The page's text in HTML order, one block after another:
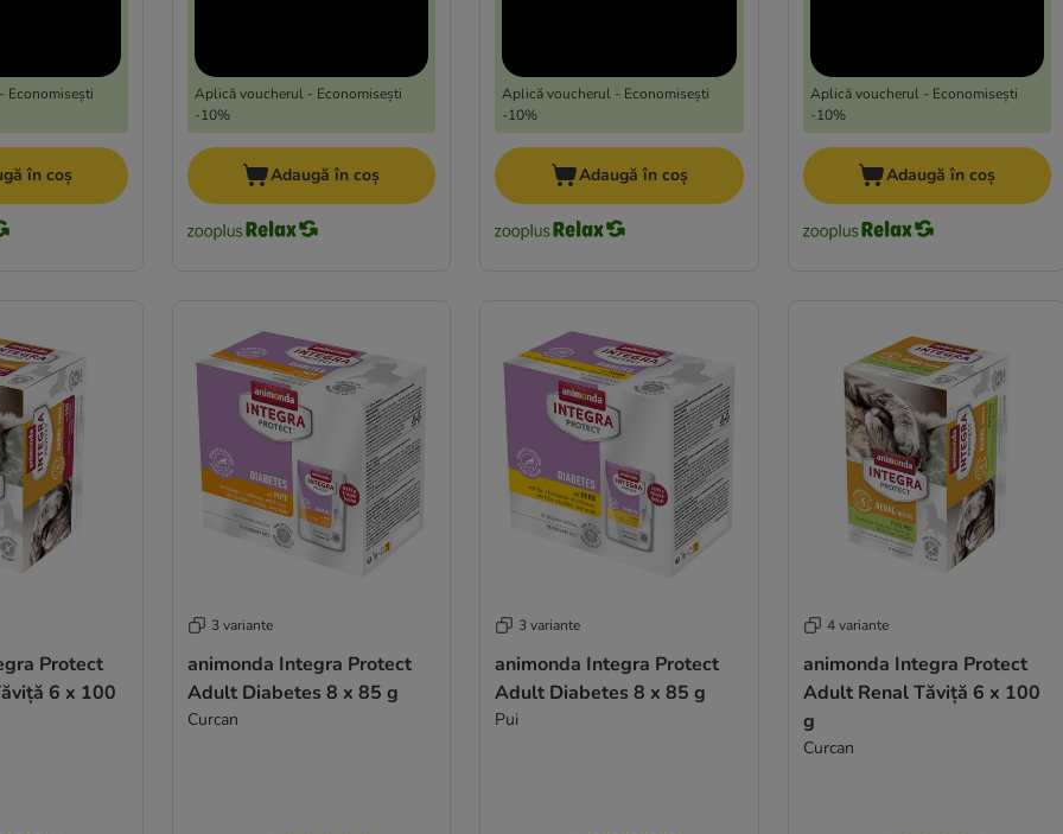
Economisești
în coș
Aplică voucherul - Economisești
-10%
Adaugă în coș
Aplică voucherul - Economisești
-10%
Adaugă în coș
Aplică voucherul - Economisești
-10%
Adaugă în coș
Protect
6 x 100
3 variante
animonda Integra Protect
Adult Diabetes 8 x 85 g
Curcan
3 variante
animonda Integra Protect
Adult Diabetes 8 x 85 g
Pui
4 variante
animonda Integra Protect
Adult Renal Tăviță 6 x 100
g
Curcan